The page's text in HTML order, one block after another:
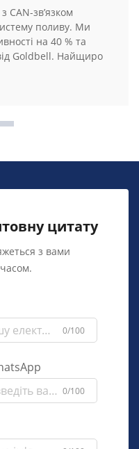
CAN-зв’язком
поливу. Ми
на 40 % та
Goldbell. Найщиро
цитату
з вами
0/100
0/100